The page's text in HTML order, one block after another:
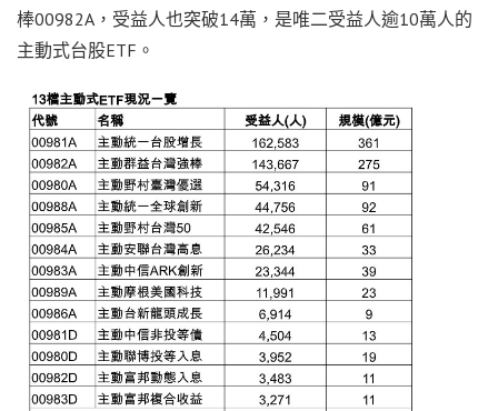
棒00982A，受益人也突破14萬，是唯二受益人逾10萬人的
主動式台股ETF。